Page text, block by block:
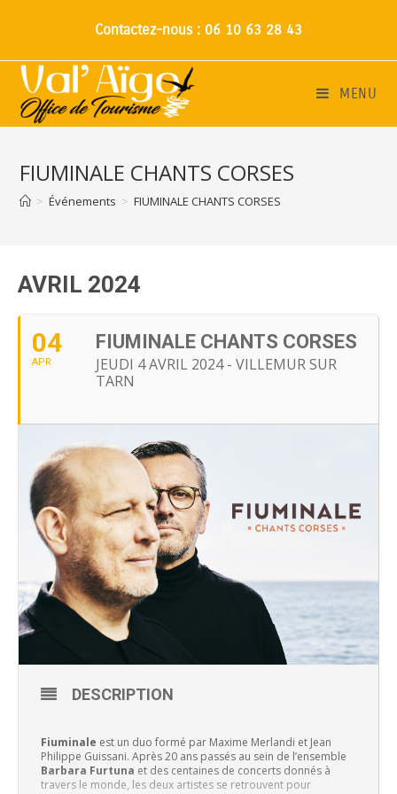
Contactez-nous : 06 10 63 28 43
MENU
FIUMINALE CHANTS CORSES
> Événements > FIUMINALE CHANTS CORSES
AVRIL 2024
04
APR
FIUMINALE CHANTS CORSES
JEUDI 4 AVRIL 2024 - VILLEMUR SUR
TARN
DESCRIPTION
Fiuminale est un duo formé par Maxime Merlandi et Jean
Philippe Guissani. Après 20 ans passés au sein de l’ensemble
Barbara Furtuna et des centaines de concerts donnés à
travers le monde, les deux artistes se retrouvent pour